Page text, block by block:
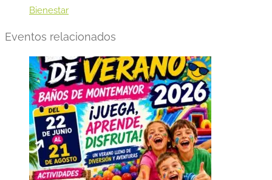
Bienestar
Eventos relacionados